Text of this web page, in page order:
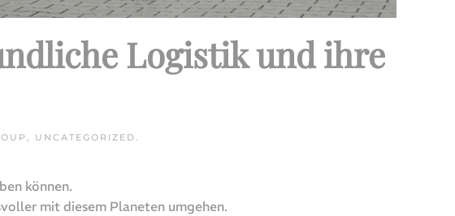
Logistik und ihre
, UNCATEGORIZED.
können.
mit diesem Planeten umgehen.